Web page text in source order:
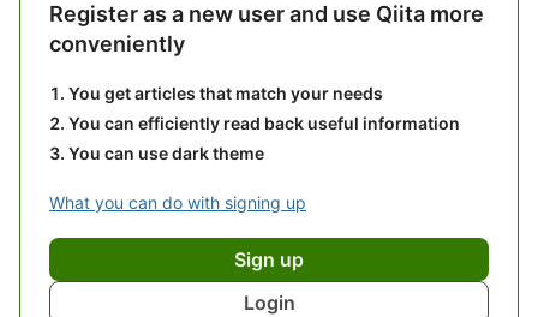
Register as a new user and use Qiita more
conveniently
You get articles that match your needs
You can efficiently read back useful information
You can use dark theme
What you can do with signing up
Sign up
Login